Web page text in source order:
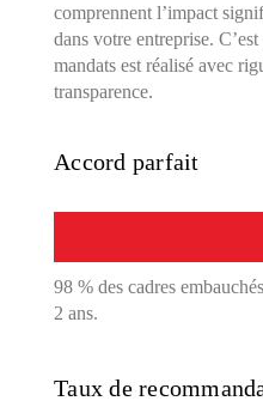
comprennent l’impact
dans votre entreprise.
mandats est réalisé avec
transparence.
Accord parfait
98 % des cadres
2 ans.
Taux de